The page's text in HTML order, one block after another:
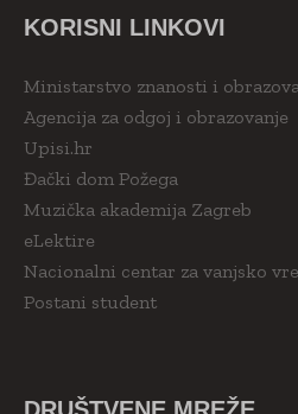
KORISNI LINKOVI
Ministarstvo znanosti i
Agencija za odgoj i obrazovanje
Upisi.hr
Đački dom Požega
Muzička akademija Zagreb
eLektire
Nacionalni centar za vanjsko
Postani student